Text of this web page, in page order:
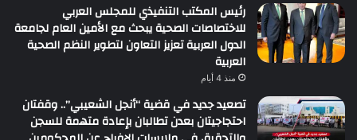
رئيس المكتب التنفيذي للمجلس العربي
للاختصاصات الصحية يبحث مع الأمين العام لجامعة
الدول العربية تعزيز التعاون لتطوير النظم الصحية
العربية
منذ 4 أيام
تصعيد جديد في قضية “أنجل الشعيبي”.. وقفتان
احتجاجيتان بعدن تطالبان بإعادة متهمة للسجن